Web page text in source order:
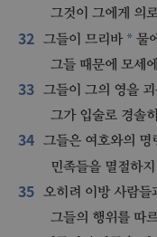
그것이 그에게 의
32 그들이 므리바 * 물
그들 때문에 모세
33 그들이 그의 영을
그가 입술로 경솔
34 그들은 여호와의 명
민족들을 멸절하
35 오히려 이방 사람들
그들의 행위를 따